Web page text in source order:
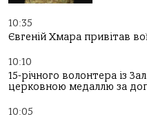
10:35
Євгеній Хмара привітав
10:10
15-річного волонтера із
церковною медаллю за
10:05